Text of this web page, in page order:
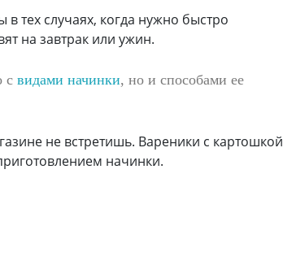
тех случаях, когда нужно быстро
на завтрак или ужин.
с видами начинки, но и способами ее
не встретишь. Вареники с картошкой
начинки.